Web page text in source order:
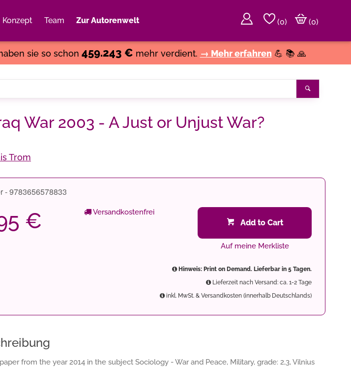
Konzept Team Zur Autorenwelt (0)
(0)
sie so schon 459.243 € mehr verdient. → Mehr erfahren 💪 📚 🙏
War 2003 - A Just or Unjust War?
Trom
- 9783656578833
€ Versandkostenfrei
Add to Cart
Auf meine Merkliste
Hinweis: Print on Demand. Lieferbar in 5 Tagen.
Lieferzeit nach Versand: ca. 1-2 Tage
inkl. MwSt. & Versandkosten (innerhalb Deutschlands)
from the year 2014 in the subject Sociology - War and Peace, Military, grade: 2,3, Vilnius